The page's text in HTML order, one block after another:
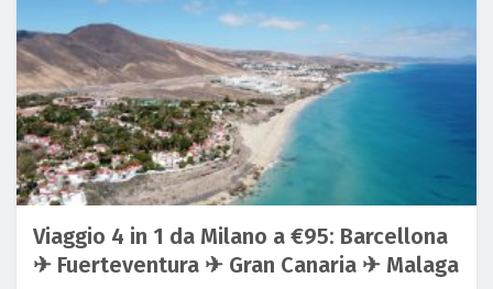
Viaggio 4 in 1 da Milano a €95: Barcellona
✈ Fuerteventura ✈ Gran Canaria ✈ Malaga